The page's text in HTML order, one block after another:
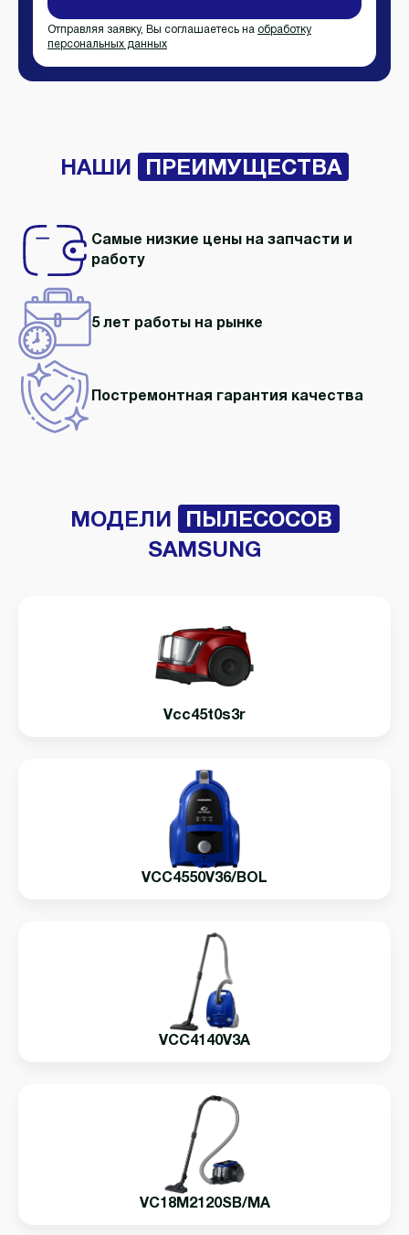
Отправляя заявку, Вы соглашаетесь на обработку
персональных данных
НАШИ ПРЕИМУЩЕСТВА
Самые низкие цены на запчасти и
работу
5 лет работы на рынке
Постремонтная гарантия качества
МОДЕЛИ
ПЫЛЕСОСОВ
SAMSUNG
Vcc45t0s3r
VCC4550V36/BOL
VCC4140V3A
VC18M2120SB/MA